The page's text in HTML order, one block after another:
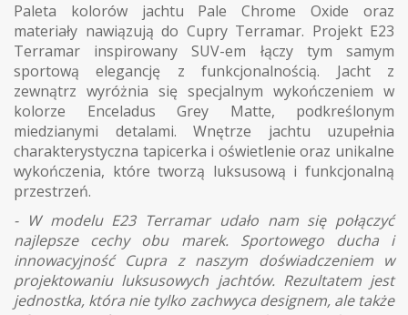
Paleta kolorów jachtu Pale Chrome Oxide oraz
materiały nawiązują do Cupry Terramar. Projekt E23
Terramar inspirowany SUV-em łączy tym samym
sportową elegancję z funkcjonalnością. Jacht z
zewnątrz wyróżnia się specjalnym wykończeniem w
kolorze Enceladus Grey Matte, podkreślonym
miedzianymi detalami. Wnętrze jachtu uzupełnia
charakterystyczna tapicerka i oświetlenie oraz unikalne
wykończenia, które tworzą luksusową i funkcjonalną
przestrzeń.
- W modelu E23 Terramar udało nam się połączyć
najlepsze cechy obu marek. Sportowego ducha i
innowacyjność Cupra z naszym doświadczeniem w
projektowaniu luksusowych jachtów. Rezultatem jest
jednostka, która nie tylko zachwyca designem, ale także